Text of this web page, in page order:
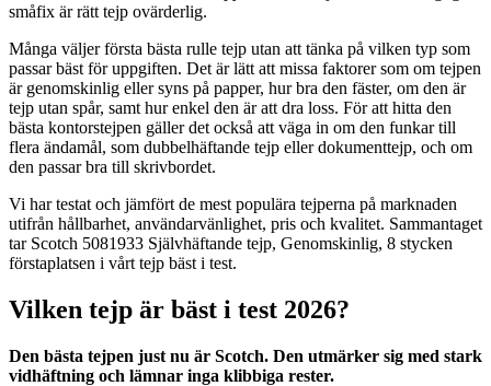
småfix är rätt tejp ovärderlig.
Många väljer första bästa rulle tejp utan att tänka på vilken typ som
passar bäst för uppgiften. Det är lätt att missa faktorer som om tejpen
är genomskinlig eller syns på papper, hur bra den fäster, om den är
tejp utan spår, samt hur enkel den är att dra loss. För att hitta den
bästa kontorstejpen gäller det också att väga in om den funkar till
flera ändamål, som dubbelhäftande tejp eller dokumenttejp, och om
den passar bra till skrivbordet.
Vi har testat och jämfört de mest populära tejperna på marknaden
utifrån hållbarhet, användarvänlighet, pris och kvalitet. Sammantaget
tar Scotch 5081933 Självhäftande tejp, Genomskinlig, 8 stycken
förstaplatsen i vårt tejp bäst i test.
Vilken tejp är bäst i test 2026?
Den bästa tejpen just nu är Scotch. Den utmärker sig med stark
vidhäftning och lämnar inga klibbiga rester.